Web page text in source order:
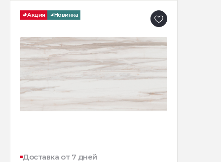
Акция Новинка
Доставка от 7 дней